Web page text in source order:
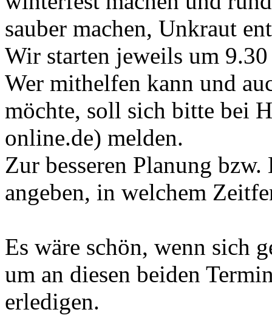
sauber machen, Unkraut
Wir starten jeweils um
Wer mithelfen kann und
möchte, soll sich bitte bei
online.de) melden.
Zur besseren Planung
angeben, in welchem
Es wäre schön, wenn sich
um an diesen beiden
erledigen.